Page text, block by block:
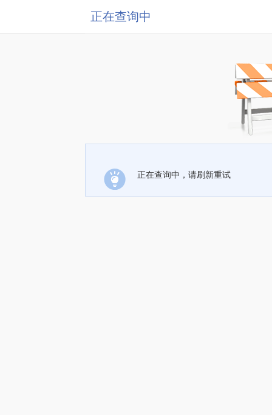
正在查询中
正在查询中，请刷新重试